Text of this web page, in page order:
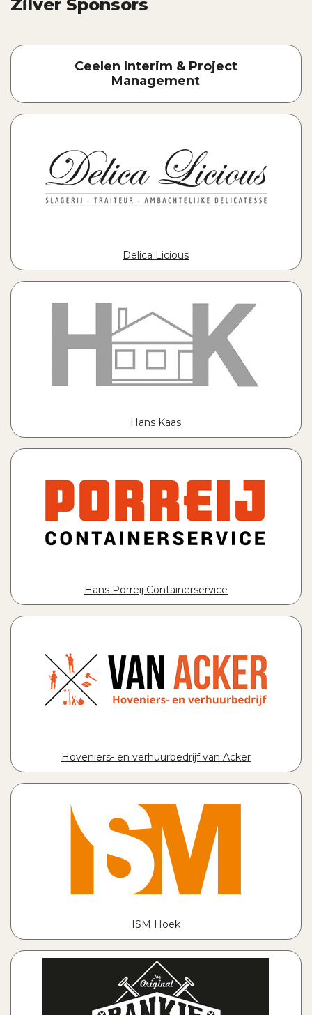
Zilver Sponsors
Ceelen Interim & Project
Management
Delica Licious
Hans Kaas
Hans Porreij Containerservice
Hoveniers- en verhuurbedrijf van Acker
ISM Hoek